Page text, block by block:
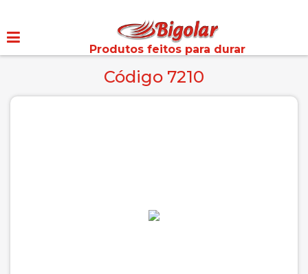
Produtos feitos para durar
Código 7210